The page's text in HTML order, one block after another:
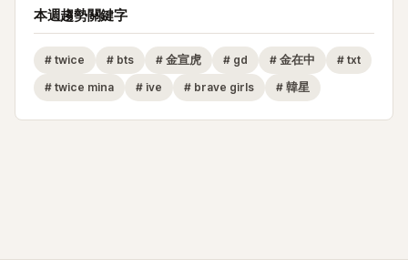
本週趨勢關鍵字
# twice # bts # 金宣虎 # gd # 金在中 # txt
# twice mina # ive # brave girls # 韓星